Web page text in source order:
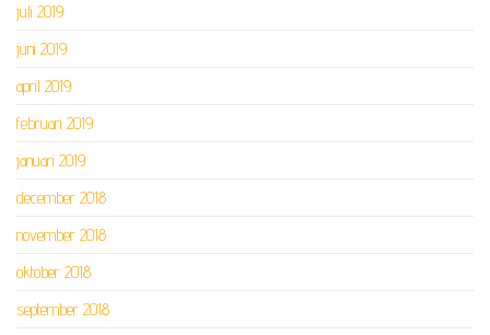
juli 2019
juni 2019
april 2019
februari 2019
januari 2019
december 2018
november 2018
oktober 2018
september 2018